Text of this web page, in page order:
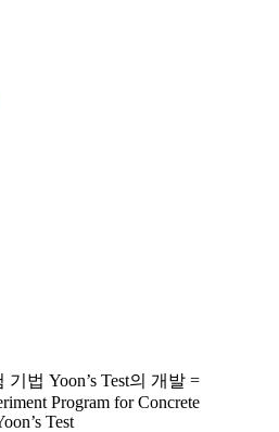
법 Yoon’s Test의 개발 =
Program for Concrete
Test